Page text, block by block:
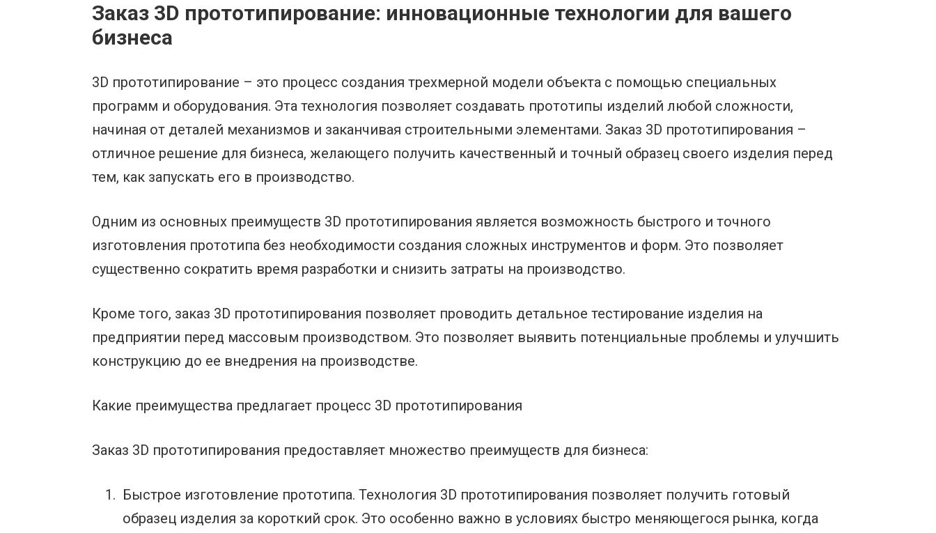
Заказ 3D прототипирование: инновационные технологии для вашего
бизнеса
3D прототипирование – это процесс создания трехмерной модели объекта с помощью специальных
программ и оборудования. Эта технология позволяет создавать прототипы изделий любой сложности,
начиная от деталей механизмов и заканчивая строительными элементами. Заказ 3D прототипирования –
отличное решение для бизнеса, желающего получить качественный и точный образец своего изделия перед
тем, как запускать его в производство.
Одним из основных преимуществ 3D прототипирования является возможность быстрого и точного
изготовления прототипа без необходимости создания сложных инструментов и форм. Это позволяет
существенно сократить время разработки и снизить затраты на производство.
Кроме того, заказ 3D прототипирования позволяет проводить детальное тестирование изделия на
предприятии перед массовым производством. Это позволяет выявить потенциальные проблемы и улучшить
конструкцию до ее внедрения на производстве.
Какие преимущества предлагает процесс 3D прототипирования
Заказ 3D прототипирования предоставляет множество преимуществ для бизнеса:
Быстрое изготовление прототипа. Технология 3D прототипирования позволяет получить готовый
образец изделия за короткий срок. Это особенно важно в условиях быстро меняющегося рынка, когда